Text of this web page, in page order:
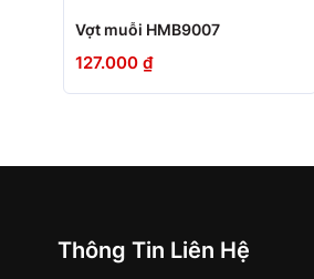
Vợt muỗi HMB9007
127.000 ₫
Thông Tin Liên Hệ